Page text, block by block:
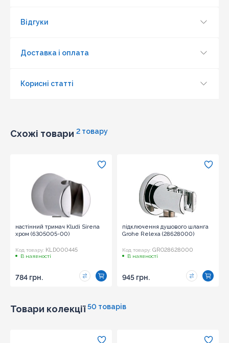
Відгуки
Доставка і оплата
Корисні статті
Схожі товари 2 товару
настінний тримач Kludi Sirena
хром (6305005-00)
Код товару: KLD000445
В наявності
784 грн.
підключення душового шланга
Grohe Relexa (28628000)
Код товару: GRO28628000
В наявності
945 грн.
Товари колекції 50 товарів
Оновити капчу